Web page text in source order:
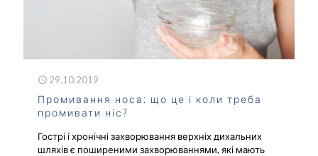
29.10.2019
Промивання носа: що це і коли треба
промивати ніс?
Гострі і хронічні захворювання верхніх дихальних
шляхів є поширеними захворюваннями, які мають